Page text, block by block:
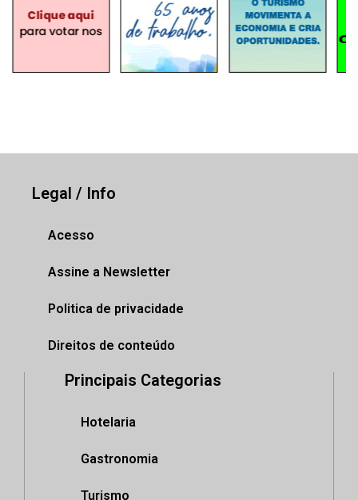
Legal / Info
Acesso
Assine a Newsletter
Politica de privacidade
Direitos de conteúdo
Principais Categorias
Hotelaria
Gastronomia
Turismo